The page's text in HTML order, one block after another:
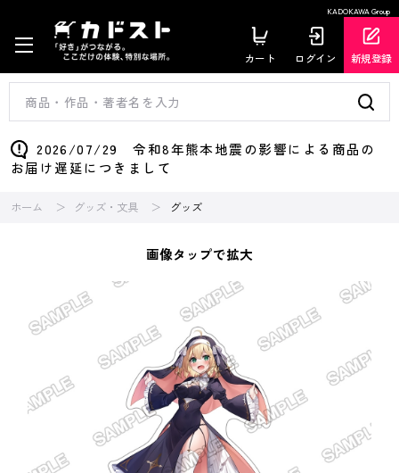
KADOKAWA Group
カート ログイン 新規登録
2026/07/29 令和8年熊本地震の影響による商品の
お届け遅延につきまして
ホーム グッズ・文具 グッズ
画像タップで拡大